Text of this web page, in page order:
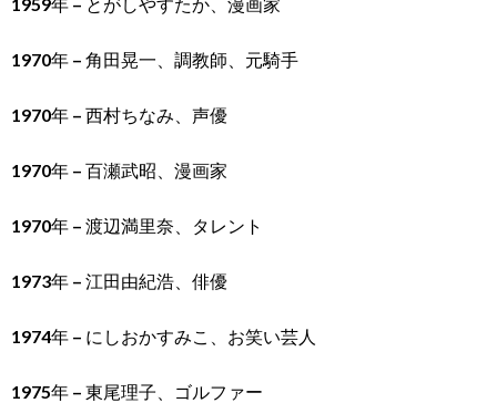
1970年 – 角田晃一、調教師、元騎手
1970年 – 西村ちなみ、声優
1970年 – 百瀬武昭、漫画家
1970年 – 渡辺満里奈、タレント
1973年 – 江田由紀浩、俳優
1974年 – にしおかすみこ、お笑い芸人
1975年 – 東尾理子、ゴルファー